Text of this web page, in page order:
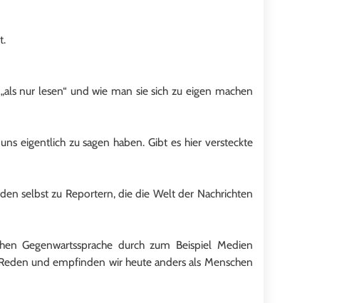
nur lesen“ und wie man sie sich zu eigen machen
eigentlich zu sagen haben. Gibt es hier versteckte
selbst zu Reportern, die die Welt der Nachrichten
Gegenwartssprache durch zum Beispiel Medien
und empfinden wir heute anders als Menschen